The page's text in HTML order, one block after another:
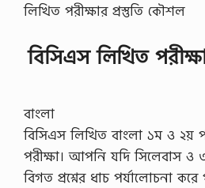
লিখিত পরীক্ষার প্রস্তুতি কৌশল
বিসিএস লিখিত
বাংলা
বিসিএস লিখিত বাংলা ১ম ও ২য়
পরীক্ষা। আপনি যদি সিলেবাস
বিগত প্রশ্নের ধাচ পর্যালোচনা